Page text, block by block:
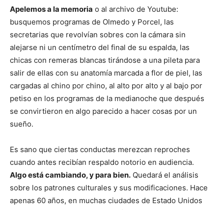
Apelemos a la memoria o al archivo de Youtube:
busquemos programas de Olmedo y Porcel, las
secretarias que revolvían sobres con la cámara sin
alejarse ni un centímetro del final de su espalda, las
chicas con remeras blancas tirándose a una pileta para
salir de ellas con su anatomía marcada a flor de piel, las
cargadas al chino por chino, al alto por alto y al bajo por
petiso en los programas de la medianoche que después
se convirtieron en algo parecido a hacer cosas por un
sueño.
Es sano que ciertas conductas merezcan reproches
cuando antes recibían respaldo notorio en audiencia.
Algo está cambiando, y para bien. Quedará el análisis
sobre los patrones culturales y sus modificaciones. Hace
apenas 60 años, en muchas ciudades de Estado Unidos